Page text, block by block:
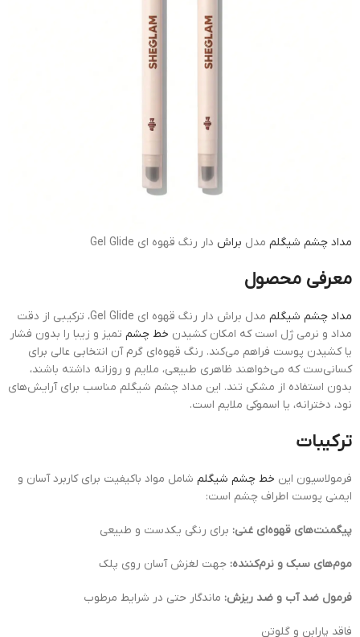
مداد چشم شیگلم مدل براش دار رنگ قهوه ای Gel Glide
معرفی محصول
مداد چشم شیگلم
مدل براش دار رنگ قهوه ای Gel Glide، ترکیبی از دقت
مداد و نرمی ژل است که امکان کشیدن خط چشم تمیز و زیبا را بدون فشار
یا کشیدن پوست فراهم می‌کند. رنگ قهوه‌ای گرم آن انتخابی عالی برای
کسانی‌ست که می‌خواهند ظاهری طبیعی، ملایم و روزانه داشته باشند،
بدون استفاده از مشکی تند. این مداد چشم شیگلم مناسب برای آرایش‌های
نود، دخترانه، یا اسموکی ملایم است.
ترکیبات
فرمولاسیون این خط چشم شیگلم شامل مواد باکیفیت برای کاربرد آسان و
ایمنی پوست اطراف چشم است:
پیگمنت‌های قهوه‌ای غنی: برای رنگی یکدست و طبیعی
موم‌های سبک و نرم‌کننده: جهت لغزش آسان روی پلک
فرمول ضد آب و ضد ریزش: ماندگار حتی در شرایط مرطوب
فاقد پارابن و گلوتن